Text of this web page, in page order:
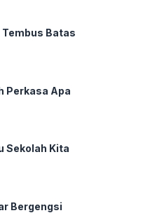
Batas
Perkasa Apa
Sekolah Kita
Bergengsi